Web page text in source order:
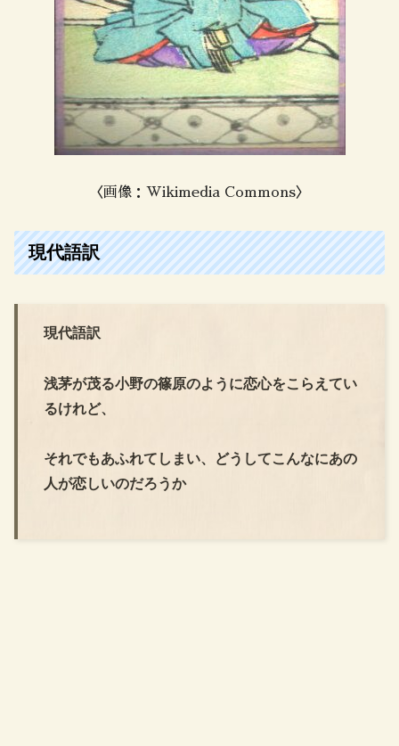
〈画像：Wikimedia Commons〉
現代語訳
現代語訳
浅茅が茂る小野の篠原のように恋心をこらえてい
るけれど、
それでもあふれてしまい、どうしてこんなにあの
人が恋しいのだろうか